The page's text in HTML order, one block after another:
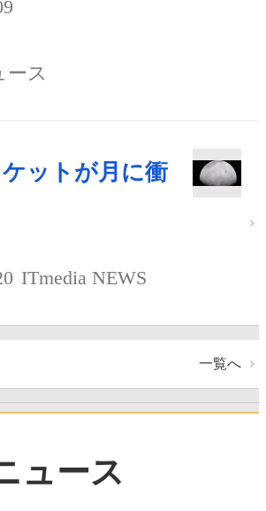
ース
ットが月に衝
ITmedia NEWS
一覧へ
ュース